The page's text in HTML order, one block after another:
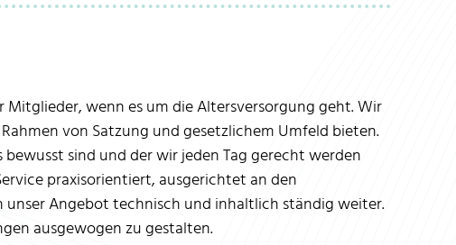
wenn es um die Altersversorgung geht. Wir
von Satzung und gesetzlichem Umfeld bieten.
sind und der wir jeden Tag gerecht werden
praxisorientiert, ausgerichtet an den
Angebot technisch und inhaltlich ständig weiter.
ausgewogen zu gestalten.